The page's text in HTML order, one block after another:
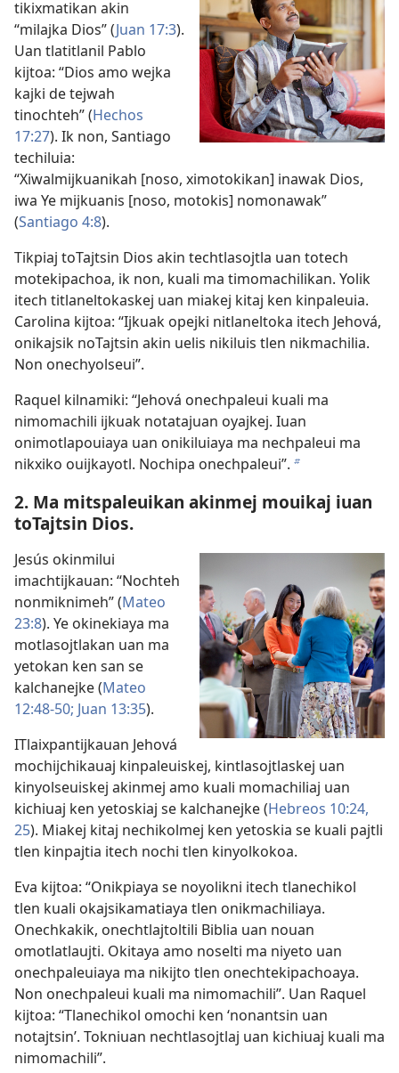
tikixmatikan akin
“milajka Dios” (Juan 17:3).
Uan tlatitlanil Pablo
kijtoa: “Dios amo wejka
kajki de tejwah
tinochteh” (Hechos
17:27). Ik non, Santiago
techiluia:
“Xiwalmijkuanikah [noso, ximotokikan] inawak Dios,
iwa Ye mijkuanis [noso, motokis] nomonawak”
(Santiago 4:8).
Tikpiaj toTajtsin Dios akin techtlasojtla uan totech
motekipachoa, ik non, kuali ma timomachilikan. Yolik
itech titlaneltokaskej uan miakej kitaj ken kinpaleuia.
Carolina kijtoa: “Ijkuak opejki nitlaneltoka itech Jehová,
onikajsik noTajtsin akin uelis nikiluis tlen nikmachilia.
Non onechyolseui”.
Raquel kilnamiki: “Jehová onechpaleui kuali ma
nimomachili ijkuak notatajuan oyajkej. Iuan
onimotlapouiaya uan onikiluiaya ma nechpaleui ma
nikxiko ouijkayotl. Nochipa onechpaleui”. b
2. Ma mitspaleuikan akinmej mouikaj iuan
toTajtsin Dios.
Jesús okinmilui
imachtijkauan: “Nochteh
nonmiknimeh” (Mateo
23:8). Ye okinekiaya ma
motlasojtlakan uan ma
yetokan ken san se
kalchanejke (Mateo
12:48-50; Juan 13:35).
ITlaixpantijkauan Jehová
mochijchikauaj kinpaleuiskej, kintlasojtlaskej uan
kinyolseuiskej akinmej amo kuali momachiliaj uan
kichiuaj ken yetoskiaj se kalchanejke (Hebreos 10:24,
25). Miakej kitaj nechikolmej ken yetoskia se kuali pajtli
tlen kinpajtia itech nochi tlen kinyolkokoa.
Eva kijtoa: “Onikpiaya se noyolikni itech tlanechikol
tlen kuali okajsikamatiaya tlen onikmachiliaya.
Onechkakik, onechtlajtoltili Biblia uan nouan
omotlatlaujti. Okitaya amo noselti ma niyeto uan
onechpaleuiaya ma nikijto tlen onechtekipachoaya.
Non onechpaleui kuali ma nimomachili”. Uan Raquel
kijtoa: “Tlanechikol omochi ken ‘nonantsin uan
notajtsin’. Tokniuan nechtlasojtlaj uan kichiuaj kuali ma
nimomachili”.